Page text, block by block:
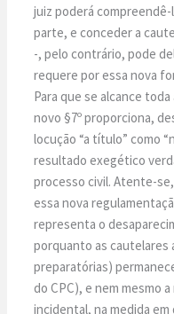
juiz poderá compreendê-
parte, e conceder a
-, pelo contrário, pode
requere por essa nova
Para que se alcance
novo §7º proporciona,
locução “a título” como
resultado exegético
processo civil. Atente-
essa nova
representa o
porquanto as cautelares
preparatórias)
do CPC), e nem mesmo
incidental, na medida